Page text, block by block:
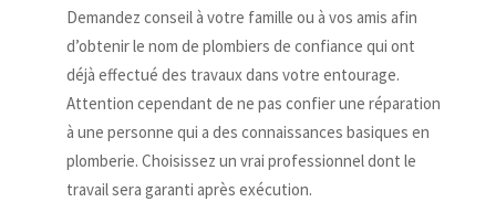
Demandez conseil à votre famille ou à vos amis afin
d’obtenir le nom de plombiers de confiance qui ont
déjà effectué des travaux dans votre entourage.
Attention cependant de ne pas confier une réparation
à une personne qui a des connaissances basiques en
plomberie. Choisissez un vrai professionnel dont le
travail sera garanti après exécution.